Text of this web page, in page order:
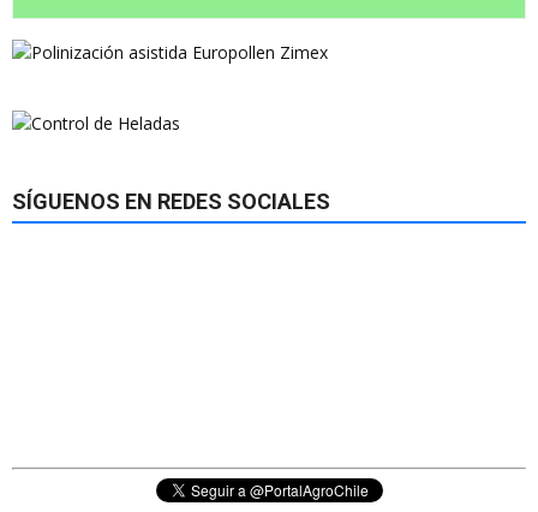
SÍGUENOS EN REDES SOCIALES